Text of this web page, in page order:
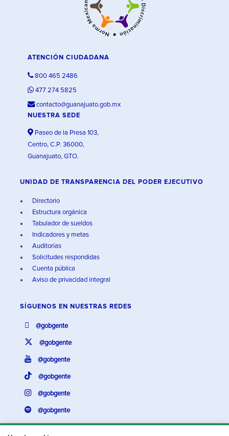
ATENCIÓN CIUDADANA
800 465 2486
477 274 5825
contacto@guanajuato.gob.mx
NUESTRA SEDE
Paseo de la Presa 103,
Centro, C.P. 36000,
Guanajuato, GTO.
UNIDAD DE TRANSPARENCIA DEL PODER EJECUTIVO
Directorio
Estructura orgánica
Tabulador de sueldos
Indicadores y metas
Auditorías
Solicitudes respondidas
Cuenta pública
Aviso de privacidad integral
SÍGUENOS EN NUESTRAS REDES
@gobgente
@gobgente
@gobgente
@gobgente
@gobgente
@gobgente